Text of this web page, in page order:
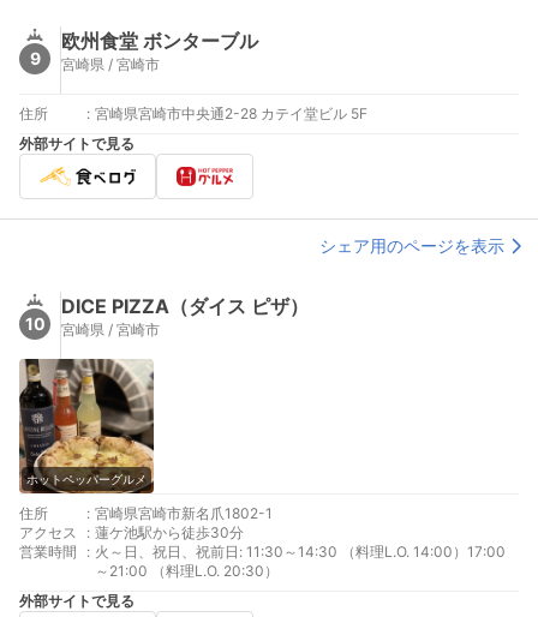
9
欧州食堂 ボンターブル
宮崎県 / 宮崎市
住所 : 宮崎県宮崎市中央通2-28 カテイ堂ビル 5F
外部サイトで見る
シェア用のページを表示
10
DICE PIZZA（ダイス ピザ）
宮崎県 / 宮崎市
ホットペッパーグルメ
住所 : 宮崎県宮崎市新名爪1802-1
アクセス
: 蓮ケ池駅から徒歩30分
営業時間
: 火～日、祝日、祝前日: 11:30～14:30 （料理L.O. 14:00）17:00
～21:00 （料理L.O. 20:30）
外部サイトで見る